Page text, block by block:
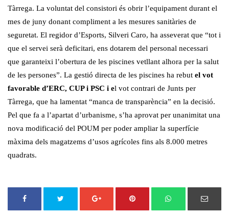
Tàrrega. La voluntat del consistori és obrir l’equipament durant el
mes de juny donant compliment a les mesures sanitàries de
seguretat. El regidor d’Esports, Silveri Caro, ha asseverat que “tot i
que el servei serà deficitari, ens dotarem del personal necessari
que garanteixi l’obertura de les piscines vetllant alhora per la salut
de les persones”. La gestió directa de les piscines ha rebut el vot
favorable d’ERC, CUP i PSC i el vot contrari de Junts per
Tàrrega, que ha lamentat “manca de transparència” en la decisió.
Pel que fa a l’apartat d’urbanisme, s’ha aprovat per unanimitat una
nova modificació del POUM per poder ampliar la superfície
màxima dels magatzems d’usos agrícoles fins als 8.000 metres
quadrats.